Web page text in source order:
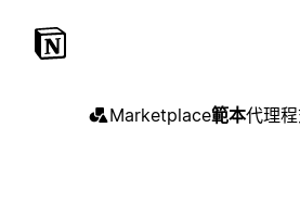
Marketplace範本代理